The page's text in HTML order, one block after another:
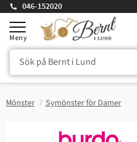
Meny
046-152020
Mönster Symönster för Damer